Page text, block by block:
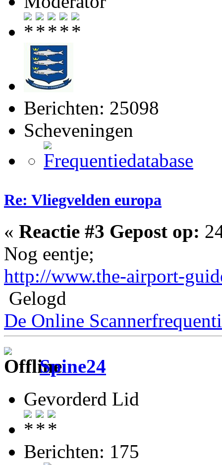
Berichten: 25098
Scheveningen
Re: Vliegvelden europa
« Reactie #3 Gepost op:
Nog eentje;
http://www.the-airport-
Gelogd
De Online
Spine24
Gevorderd Lid
Berichten: 175